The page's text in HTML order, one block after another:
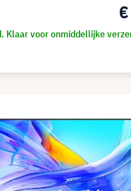
Klaar voor onmiddellijke